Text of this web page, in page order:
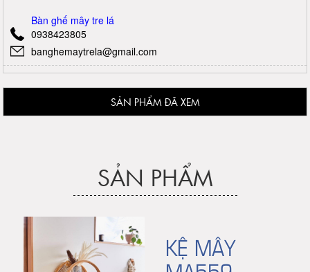
Bàn ghế mây tre lá
0938423805
banghemaytrela@gmail.com
SẢN PHẨM ĐÃ XEM
SẢN PHẨM
KỆ MÂY